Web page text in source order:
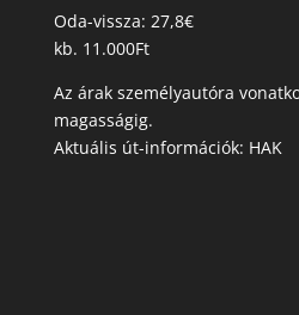
Oda-vissza: 27,8€
kb. 11.000Ft
Az árak személyautóra
magasságig.
Aktuális út-információk: HAK